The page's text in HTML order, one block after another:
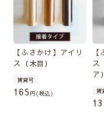
レースの幅はカ
テンの-2cm」でお
けません。
フックにつきま
にAフック
となります
片開き100cmの
【ふさかけ】アイリ
ス（木目）
賃貸可
165 税込
ス
ア）
賃